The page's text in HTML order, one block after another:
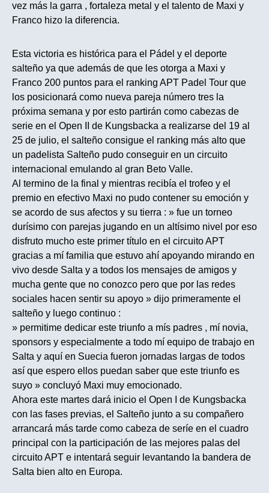
vez más la garra , fortaleza metal y el talento de Maxi y
Franco hizo la diferencia.
Esta victoria es histórica para el Pádel y el deporte
salteño ya que además de que les otorga a Maxi y
Franco 200 puntos para el ranking APT Padel Tour que
los posicionará como nueva pareja número tres la
próxima semana y por esto partirán como cabezas de
serie en el Open II de Kungsbacka a realizarse del 19 al
25 de julio, el salteño consigue el ranking más alto que
un padelista Salteño pudo conseguir en un circuito
internacional emulando al gran Beto Valle.
Al termino de la final y mientras recibía el trofeo y el
premio en efectivo Maxi no pudo contener su emoción y
se acordo de sus afectos y su tierra : » fue un torneo
durísimo con parejas jugando en un altísimo nivel por eso
disfruto mucho este primer título en el circuito APT
gracias a mí familia que estuvo ahí apoyando mirando en
vivo desde Salta y a todos los mensajes de amigos y
mucha gente que no conozco pero que por las redes
sociales hacen sentir su apoyo » dijo primeramente el
salteño y luego continuo :
» permitime dedicar este triunfo a mís padres , mí novia,
sponsors y especialmente a todo mí equipo de trabajo en
Salta y aquí en Suecia fueron jornadas largas de todos
así que espero ellos puedan saber que este triunfo es
suyo » concluyó Maxi muy emocionado.
Ahora este martes dará inicio el Open I de Kungsbacka
con las fases previas, el Salteño junto a su compañero
arrancará más tarde como cabeza de seríe en el cuadro
principal con la participación de las mejores palas del
circuito APT e intentará seguir levantando la bandera de
Salta bien alto en Europa.